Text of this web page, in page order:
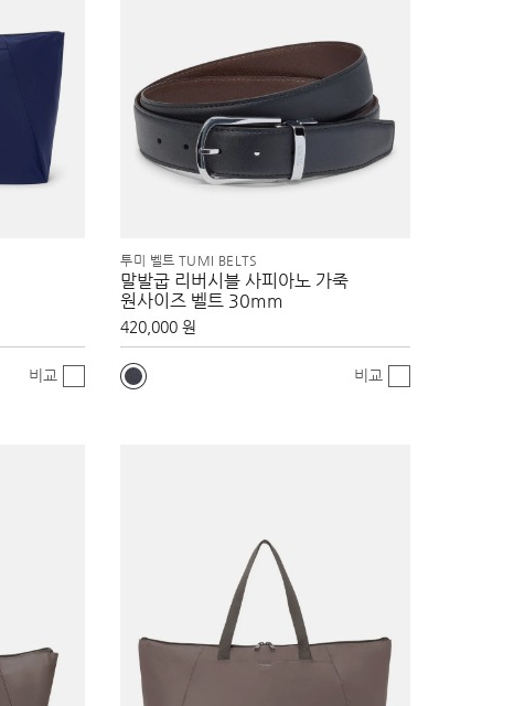
비교
투미 벨트 TUMI BELTS
말발굽 리버시블 사피아노 가죽
원사이즈 벨트 30mm
420,000 원
비교